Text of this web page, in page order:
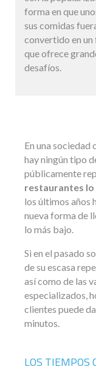
forma en que
sus comidas
convertido en
que ofrece
desafíos.
En una sociedad
hay ningún tipo
públicamente
restaurantes lo
los últimos años
nueva forma de
lo más bajo.
Si en el pasado
de su escasa
así como de las
especializados,
clientes puede
minutos.
LOS TIEMPOS